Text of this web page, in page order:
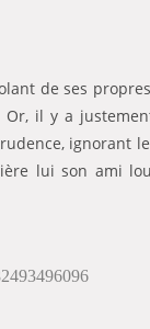
de ses
il y a
ignorant
lui son ami